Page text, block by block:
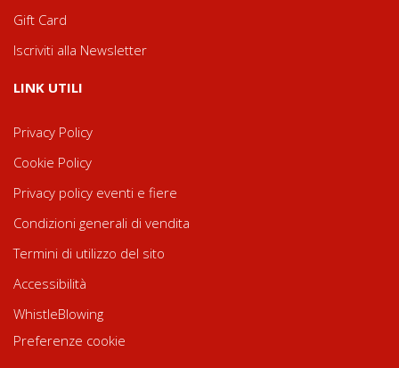
Gift Card
Iscriviti alla Newsletter
LINK UTILI
Privacy Policy
Cookie Policy
Privacy policy eventi e fiere
Condizioni generali di vendita
Termini di utilizzo del sito
Accessibilità
WhistleBlowing
Preferenze cookie